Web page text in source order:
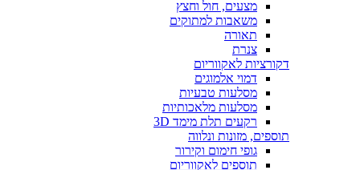
מצעים, חול וחצץ
משאבות למתוקים
תאורה
צנרת
דקורציות לאקווריום
דמוי אלמוגים
מסלעות טבעיות
מסלעות מלאכותיות
רקעים תלת מימד 3D
תוספים, מזונות ונלווה
גופי חימום וקירור
תוספים לאקווריום